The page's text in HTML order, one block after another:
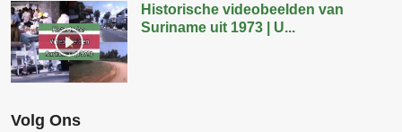
Historische videobeelden van
Suriname uit 1973 | U...
Volg Ons